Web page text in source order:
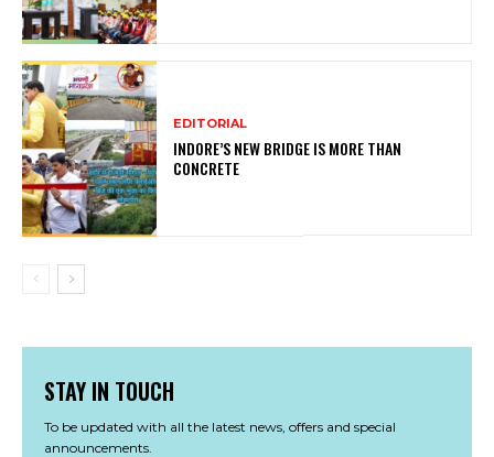
EDITORIAL
INDORE’S NEW BRIDGE IS MORE THAN
CONCRETE
STAY IN TOUCH
To be updated with all the latest news, offers and special
announcements.